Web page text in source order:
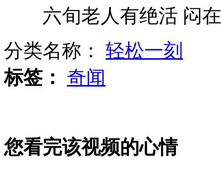
小猫躲吸尘器 瞪大眼睛双腿抱胸
幼儿园老师用紫外线灯"吓"孩子
六旬老人有绝活 闷在
分类名称： 轻松一刻
标签： 奇闻
您看完该视频的心情